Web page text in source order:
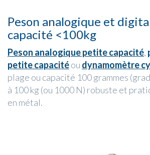
Peson analogique et
capacité <100kg
Peson analogique petite capacité,
petite capacitéou dynamomètre
plage ou capacité 100 grammes
à 100 kg (ou 1000 N) robuste et
en métal.